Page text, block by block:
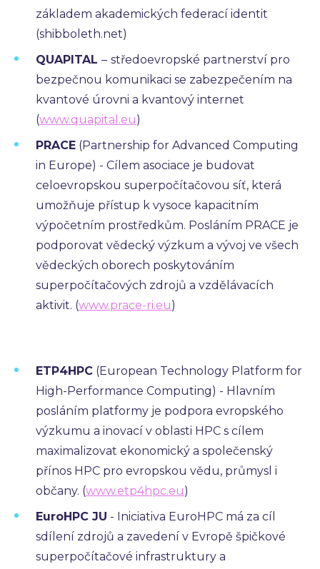
základem akademických federací identit
(shibboleth.net)
QUAPITAL – středoevropské partnerství pro
bezpečnou komunikaci se zabezpečením na
kvantové úrovni a kvantový internet
(www.quapital.eu)
PRACE (Partnership for Advanced Computing
in Europe) - Cílem asociace je budovat
celoevropskou superpočítačovou síť, která
umožňuje přístup k vysoce kapacitním
výpočetním prostředkům. Posláním PRACE je
podporovat vědecký výzkum a vývoj ve všech
vědeckých oborech poskytováním
superpočítačových zdrojů a vzdělávacích
aktivit. (www.prace-ri.eu)
ETP4HPC (European Technology Platform for
High-Performance Computing) - Hlavním
posláním platformy je podpora evropského
výzkumu a inovací v oblasti HPC s cílem
maximalizovat ekonomický a společenský
přínos HPC pro evropskou vědu, průmysl i
občany. (www.etp4hpc.eu)
EuroHPC JU - Iniciativa EuroHPC má za cíl
sdílení zdrojů a zavedení v Evropě špičkové
superpočítačové infrastruktury a